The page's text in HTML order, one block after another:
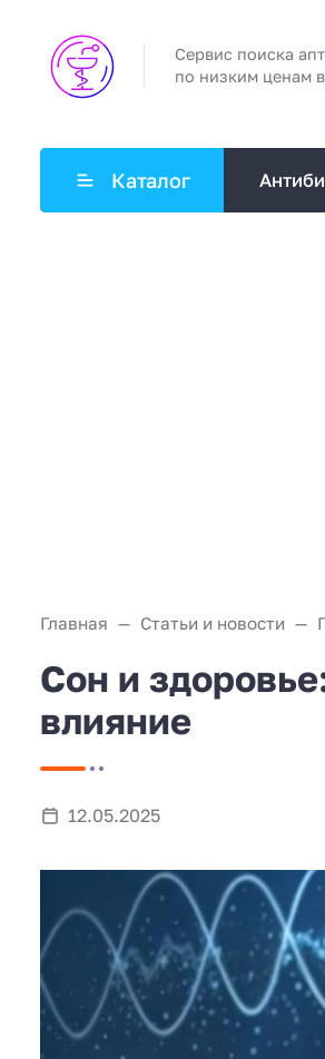
Сервис поиска
по низким ценам
Каталог
Главная Статьи и новости
Сон и
влияние
12.05.2025